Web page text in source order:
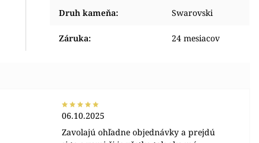
Druh kameňa: Swarovski
Záruka: 24 mesiacov
06.10.2025
Zavolajú ohľadne objednávky a prejdú